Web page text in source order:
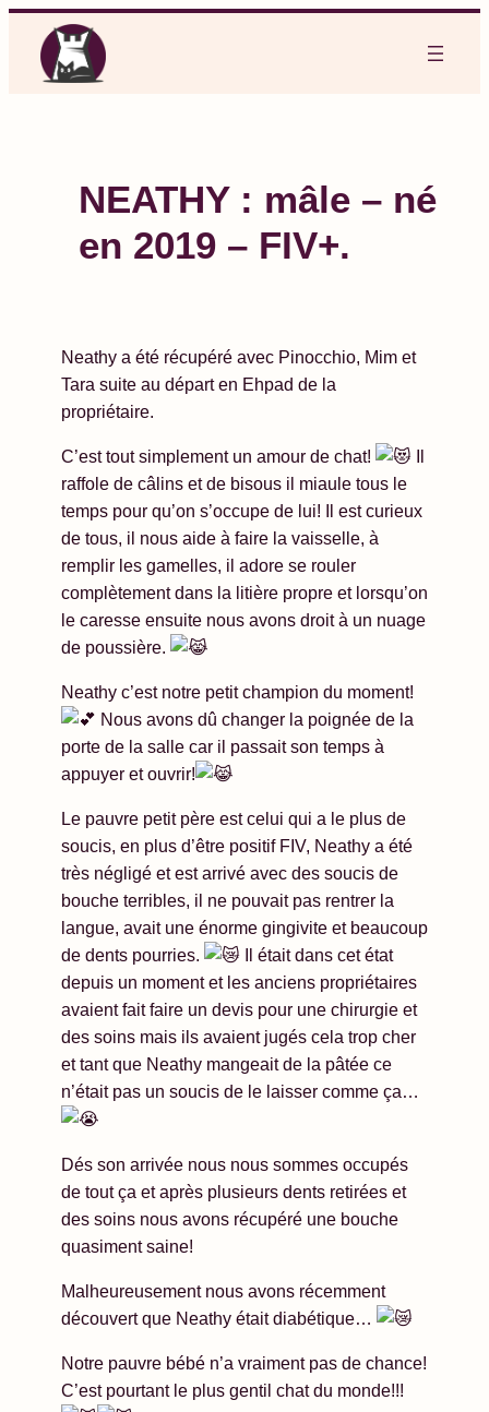
contenu
NEATHY : mâle – né
en 2019 – FIV+.
Neathy a été récupéré avec Pinocchio, Mim et
Tara suite au départ en Ehpad de la
propriétaire.
C’est tout simplement un amour de chat!
Il
raffole de câlins et de bisous il miaule tous le
temps pour qu’on s’occupe de lui! Il est curieux
de tous, il nous aide à faire la vaisselle, à
remplir les gamelles, il adore se rouler
complètement dans la litière propre et lorsqu’on
le caresse ensuite nous avons droit à un nuage
de poussière.
Neathy c’est notre petit champion du moment!
Nous avons dû changer la poignée de la
porte de la salle car il passait son temps à
appuyer et ouvrir!
Le pauvre petit père est celui qui a le plus de
soucis, en plus d’être positif FIV, Neathy a été
très négligé et est arrivé avec des soucis de
bouche terribles, il ne pouvait pas rentrer la
langue, avait une énorme gingivite et beaucoup
de dents pourries.
Il était dans cet état
depuis un moment et les anciens propriétaires
avaient fait faire un devis pour une chirurgie et
des soins mais ils avaient jugés cela trop cher
et tant que Neathy mangeait de la pâtée ce
n’était pas un soucis de le laisser comme ça…
Dés son arrivée nous nous sommes occupés
de tout ça et après plusieurs dents retirées et
des soins nous avons récupéré une bouche
quasiment saine!
Malheureusement nous avons récemment
découvert que Neathy était diabétique…
Notre pauvre bébé n’a vraiment pas de chance!
C’est pourtant le plus gentil chat du monde!!!